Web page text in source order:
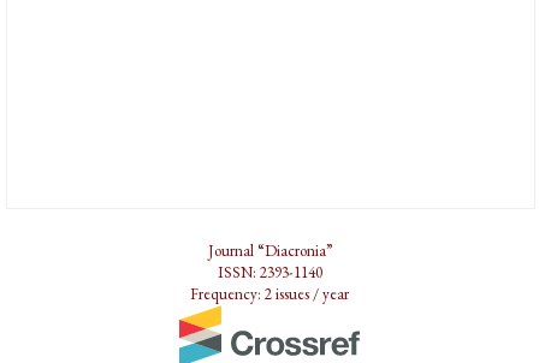
Journal “Diacronia”
ISSN: 2393-1140
Frequency: 2 issues / year